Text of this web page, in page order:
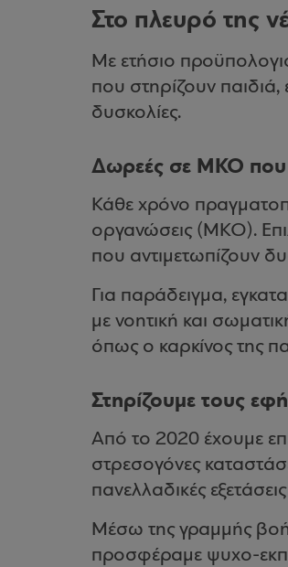
Στο πλευρό της
Με ετήσιο
που στηρίζουν παιδιά,
δυσκολίες.
Δωρεές σε ΜΚΟ που
Κάθε χρόνο
οργανώσεις (MKO).
που αντιμετωπίζουν
Για παράδειγμα,
με νοητική και
όπως ο καρκίνος της
Στηρίζουμε τους
Από το 2020 έχουμε
στρεσογόνες
πανελλαδικές
Μέσω της γραμμής
προσφέραμε ψυχο-